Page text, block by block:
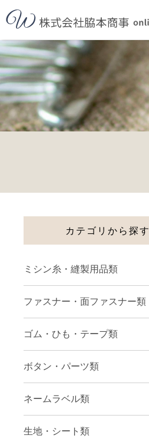
カテゴリから探す
ミシン糸・縫製用品類
ファスナー・面ファスナー類
ゴム・ひも・テープ類
ボタン・パーツ類
ネームラベル類
生地・シート類